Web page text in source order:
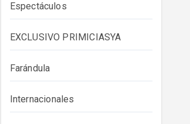
Espectáculos
EXCLUSIVO PRIMICIASYA
Farándula
Internacionales